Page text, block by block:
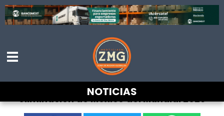
NOTICIAS
Aficionado disp4r4 contra su televisor tras
eliminación de México del Mundial 2026